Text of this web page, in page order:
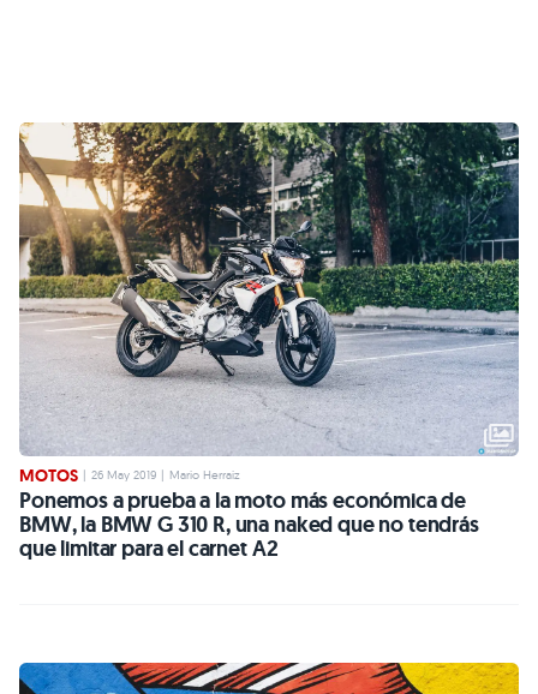
MOTOS | 26 May 2019 | Mario Herraiz
Ponemos a prueba a la moto más económica de
BMW, la BMW G 310 R, una naked que no tendrás
que limitar para el carnet A2